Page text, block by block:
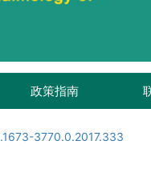
政策指南
3770.0.2017.333